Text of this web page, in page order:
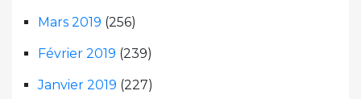
Mars 2019 (256)
Février 2019 (239)
Janvier 2019 (227)